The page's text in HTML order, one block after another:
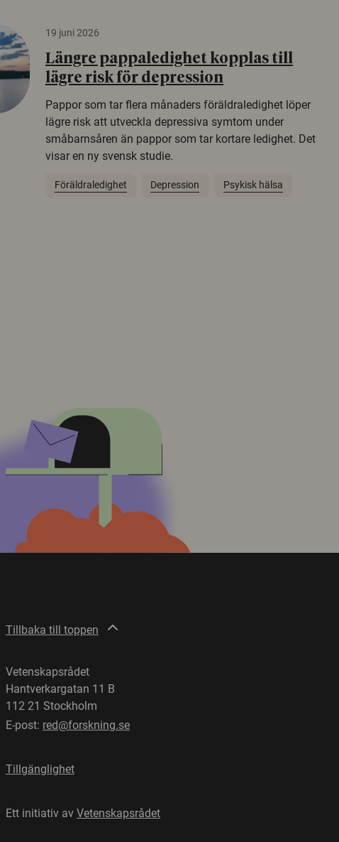
19 juni 2026
Längre pappaledighet kopplas till
lägre risk för depression
Pappor som tar flera månaders föräldraledighet löper
lägre risk att utveckla depressiva symtom under
småbarnsåren än pappor som tar kortare ledighet. Det
visar en ny svensk studie.
Föräldraledighet Depression Psykisk hälsa
Tillbaka till toppen
Vetenskapsrådet
Hantverkargatan 11 B
112 21 Stockholm
E-post: red@forskning.se
Tillgänglighet
Ett initiativ av Vetenskapsrådet